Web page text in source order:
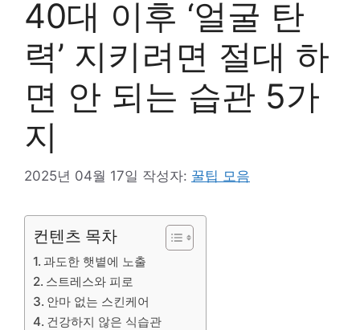
40대 이후 ‘얼굴 탄
력’ 지키려면 절대 하
면 안 되는 습관 5가
지
2025년 04월 17일 작성자: 꿀팁 모음
컨텐츠 목차
과도한 햇볕에 노출
스트레스와 피로
안마 없는 스킨케어
건강하지 않은 식습관